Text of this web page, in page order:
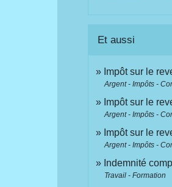
Et aussi
Impôt sur le
Argent - Impôts -
Impôt sur le
Argent - Impôts -
Impôt sur le
Argent - Impôts -
Indemnité
Travail - Formation